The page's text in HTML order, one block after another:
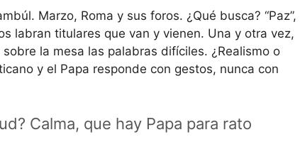
Marzo, Roma y sus foros. ¿Qué busca? “Paz”,
labran titulares que van y vienen. Una y otra vez,
la mesa las palabras difíciles. ¿Realismo o
y el Papa responde con gestos, nunca con
Calma, que hay Papa para rato